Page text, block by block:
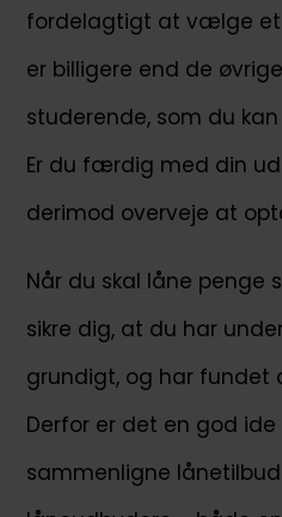
fordelagtigt at vælge et
er billigere end de
studerende, som du
Er du færdig med din
derimod overveje at
Når du skal låne penge
sikre dig, at du har
grundigt, og har fundet
Derfor er det en god
sammenligne